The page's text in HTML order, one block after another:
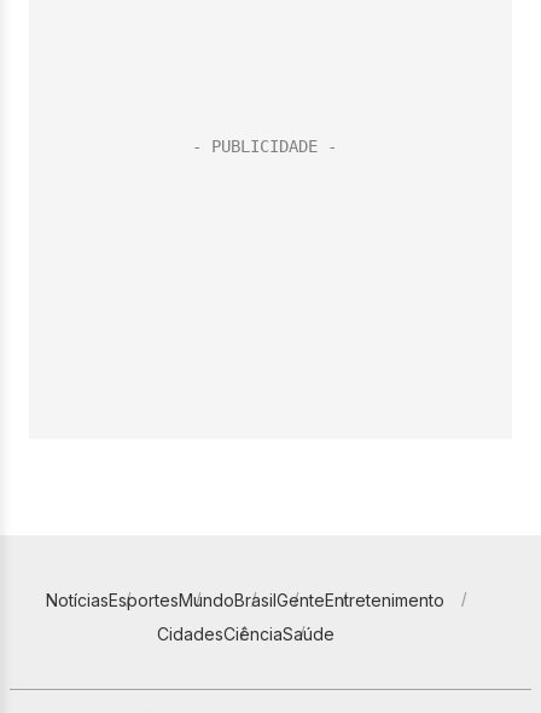
NotíciasEsportesMundoBrasilGenteEntretenimento
CidadesCiênciaSaúde